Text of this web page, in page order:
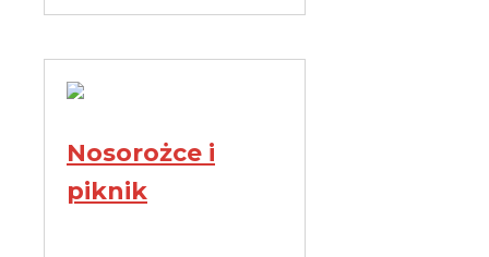
Nosorożce i
piknik